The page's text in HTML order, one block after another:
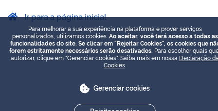
Ir para a página inicial
Para melhorar a sua experiência na plataforma e prover serviços
personalizados, utilizamos cookies. Ao aceitar, você terá acesso a todas as
funcionalidades do site. Se clicar em "Rejeitar Cookies", os cookies que
forem estritamente necessários serão desativados. Para escolher quais
autorizar, clique em "Gerenciar cookies". Saiba mais em nossa Declaração
Cookies
Gerenciar cookies